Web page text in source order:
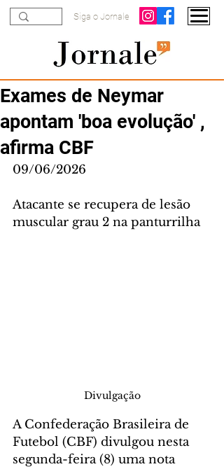
Siga o Jornale
Exames de Neymar
apontam 'boa evolução' ,
afirma CBF
09/06/2026
Atacante se recupera de lesão
muscular grau 2 na panturrilha
Divulgação
A Confederação Brasileira de
Futebol (CBF) divulgou nesta
segunda-feira (8) uma nota